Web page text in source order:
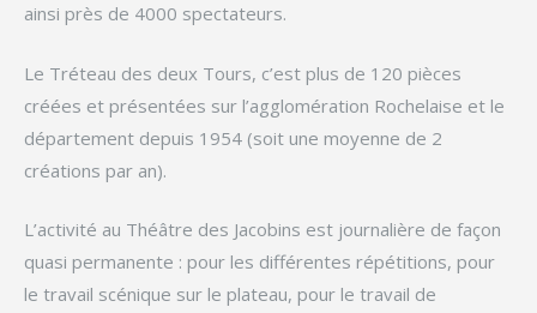
ainsi près de 4000 spectateurs.
Le Tréteau des deux Tours, c’est plus de 120 pièces
créées et présentées sur l’agglomération Rochelaise et le
département depuis 1954 (soit une moyenne de 2
créations par an).
L’activité au Théâtre des Jacobins est journalière de façon
quasi permanente : pour les différentes répétitions, pour
le travail scénique sur le plateau, pour le travail de